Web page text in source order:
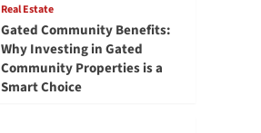
Real Estate
Gated Community Benefits:
Why Investing in Gated
Community Properties is a
Smart Choice